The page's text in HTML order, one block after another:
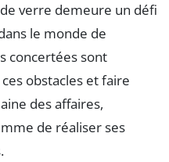
verre demeure un défi
le monde de
concertées sont
obstacles et faire
des affaires,
de réaliser ses